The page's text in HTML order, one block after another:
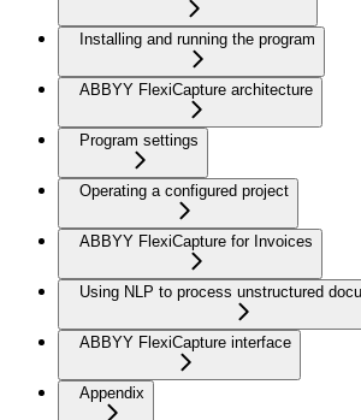
Installing and running the program
ABBYY FlexiCapture architecture
Program settings
Operating a configured project
ABBYY FlexiCapture for Invoices
Using NLP to process unstructured
ABBYY FlexiCapture interface
Appendix